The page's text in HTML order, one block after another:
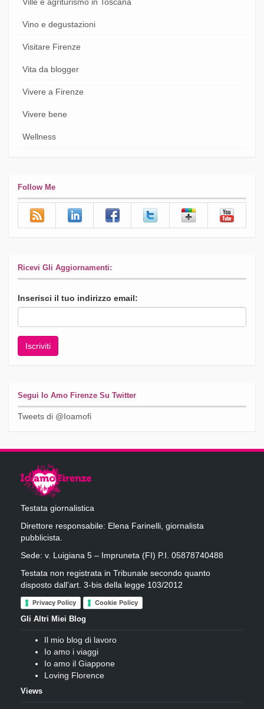
Vino e degustazioni
Visitare Firenze
Vita da blogger
Vivere a Firenze
Vivere bene
Wellness
Follow Me
Ricevi Gli Aggiornamenti:
Inserisci il tuo indirizzo email:
Segui Io Amo Firenze Su Twitter
Tweets di @Ioamofi
Testata giornalistica
Direttore responsabile: Elena Farinelli, giornalista
pubblicista.
Sede: v. Luigiana 5 – Impruneta (FI) P.I. 05878740488
Testata non registrata in Tribunale secondo quanto
disposto dall’art. 3-bis della legge 103/2012
Privacy Policy Cookie Policy
Gli Altri Miei Blog
Il mio blog di lavoro
Io amo i viaggi
Io amo il Giappone
Loving Florence
Views